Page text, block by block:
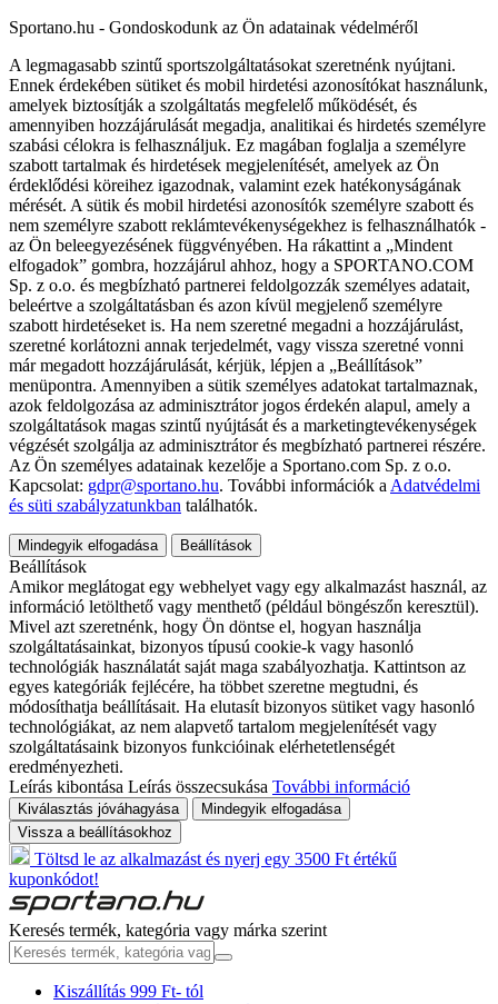
Sportano.hu - Gondoskodunk az Ön adatainak védelméről
A legmagasabb szintű sportszolgáltatásokat szeretnénk nyújtani.
Ennek érdekében sütiket és mobil hirdetési azonosítókat használunk,
amelyek biztosítják a szolgáltatás megfelelő működését, és
amennyiben hozzájárulását megadja, analitikai és hirdetés személyre
szabási célokra is felhasználjuk. Ez magában foglalja a személyre
szabott tartalmak és hirdetések megjelenítését, amelyek az Ön
érdeklődési köreihez igazodnak, valamint ezek hatékonyságának
mérését. A sütik és mobil hirdetési azonosítók személyre szabott és
nem személyre szabott reklámtevékenységekhez is felhasználhatók -
az Ön beleegyezésének függvényében. Ha rákattint a „Mindent
elfogadok” gombra, hozzájárul ahhoz, hogy a SPORTANO.COM
Sp. z o.o. és megbízható partnerei feldolgozzák személyes adatait,
beleértve a szolgáltatásban és azon kívül megjelenő személyre
szabott hirdetéseket is. Ha nem szeretné megadni a hozzájárulást,
szeretné korlátozni annak terjedelmét, vagy vissza szeretné vonni
már megadott hozzájárulását, kérjük, lépjen a „Beállítások”
menüpontra. Amennyiben a sütik személyes adatokat tartalmaznak,
azok feldolgozása az adminisztrátor jogos érdekén alapul, amely a
szolgáltatások magas szintű nyújtását és a marketingtevékenységek
végzését szolgálja az adminisztrátor és megbízható partnerei részére.
Az Ön személyes adatainak kezelője a Sportano.com Sp. z o.o.
Kapcsolat: gdpr@sportano.hu. További információk a Adatvédelmi
és süti szabályzatunkban találhatók.
Mindegyik elfogadása Beállítások
Beállítások
Amikor meglátogat egy webhelyet vagy egy alkalmazást használ, az
információ letölthető vagy menthető (például böngészőn keresztül).
Mivel azt szeretnénk, hogy Ön döntse el, hogyan használja
szolgáltatásainkat, bizonyos típusú cookie-k vagy hasonló
technológiák használatát saját maga szabályozhatja. Kattintson az
egyes kategóriák fejlécére, ha többet szeretne megtudni, és
módosíthatja beállításait. Ha elutasít bizonyos sütiket vagy hasonló
technológiákat, az nem alapvető tartalom megjelenítését vagy
szolgáltatásaink bizonyos funkcióinak elérhetetlenségét
eredményezheti.
Leírás kibontása Leírás összecsukása További információ
Kiválasztás jóváhagyása
Mindegyik elfogadása
Vissza a beállításokhoz
Töltsd le az alkalmazást és nyerj egy 3500 Ft értékű
kuponkódot!
Keresés termék, kategória vagy márka szerint
Kiszállítás 999 Ft- tól